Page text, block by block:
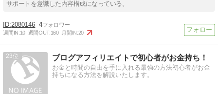
サポートを意識した内容構成になっている。
2080146 4
週間IN:10 週間OUT:160 月間IN:20
23 ブログアフィリエイトで初心者がお金持ち！
お金と時間の自由を手に入れる最強の方法初心者がお金
持ちになる方法を解説いたします。